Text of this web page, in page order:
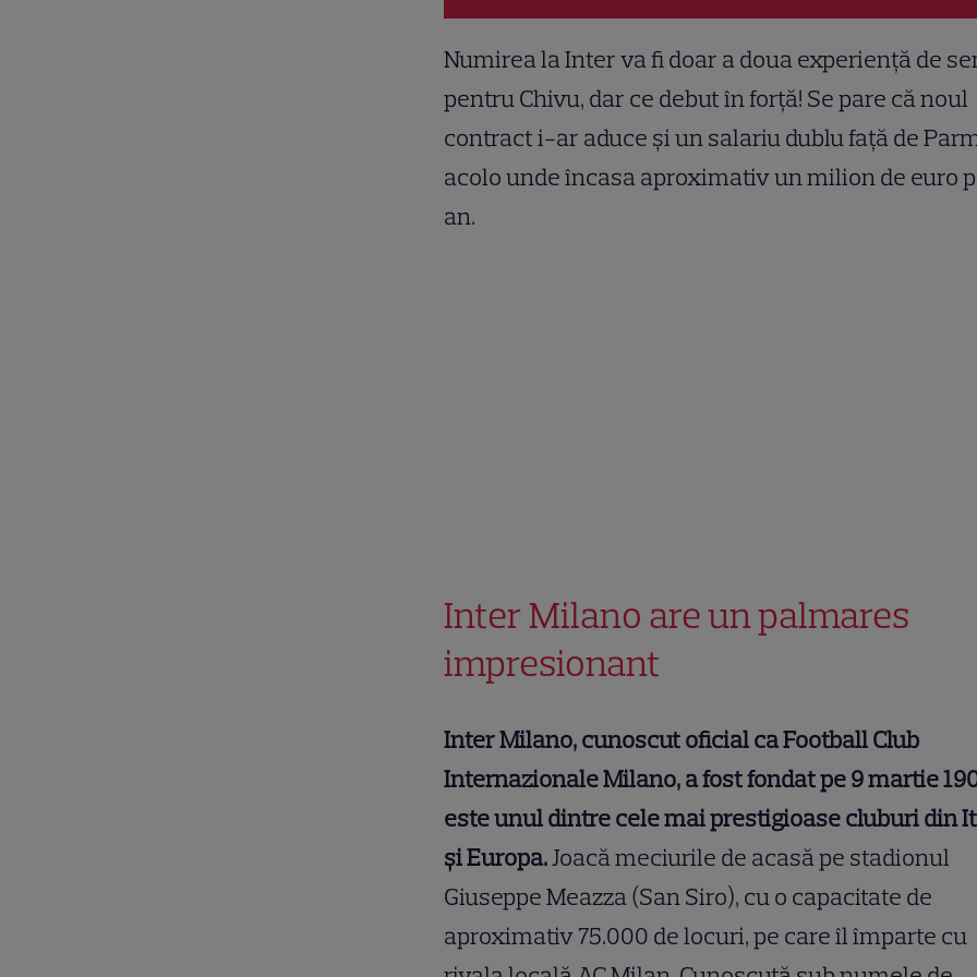
Numirea la Inter va fi doar a doua experiență de
pentru Chivu, dar ce debut în forță! Se pare că noul
contract i-ar aduce și un salariu dublu față de
acolo unde încasa aproximativ un milion de euro
an.
Inter Milano are un palmares
impresionant
Inter Milano, cunoscut oficial ca Football Club
Internazionale Milano, a fost fondat pe 9 martie
este unul dintre cele mai prestigioase cluburi din
și Europa.Joacă meciurile de acasă pe stadionul
Giuseppe Meazza (San Siro), cu o capacitate de
aproximativ 75.000 de locuri, pe care îl împarte cu